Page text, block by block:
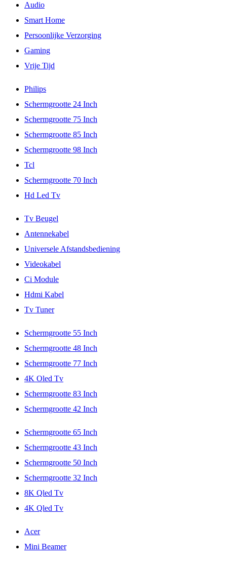
Audio
Smart Home
Persoonlijke Verzorging
Gaming
Vrije Tijd
Philips
Schermgrootte 24 Inch
Schermgrootte 75 Inch
Schermgrootte 85 Inch
Schermgrootte 98 Inch
Tcl
Schermgrootte 70 Inch
Hd Led Tv
Tv Beugel
Antennekabel
Universele Afstandsbediening
Videokabel
Ci Module
Hdmi Kabel
Tv Tuner
Schermgrootte 55 Inch
Schermgrootte 48 Inch
Schermgrootte 77 Inch
4K Oled Tv
Schermgrootte 83 Inch
Schermgrootte 42 Inch
Schermgrootte 65 Inch
Schermgrootte 43 Inch
Schermgrootte 50 Inch
Schermgrootte 32 Inch
8K Qled Tv
4K Qled Tv
Acer
Mini Beamer